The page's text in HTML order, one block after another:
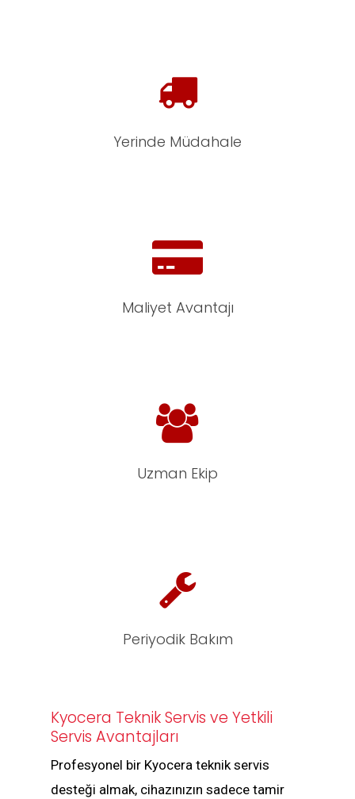
Yerinde Müdahale
Maliyet Avantajı
Uzman Ekip
Periyodik Bakım
Kyocera Teknik Servis ve Yetkili
Servis Avantajları
Profesyonel bir Kyocera teknik servis
desteği almak, cihazınızın sadece tamir